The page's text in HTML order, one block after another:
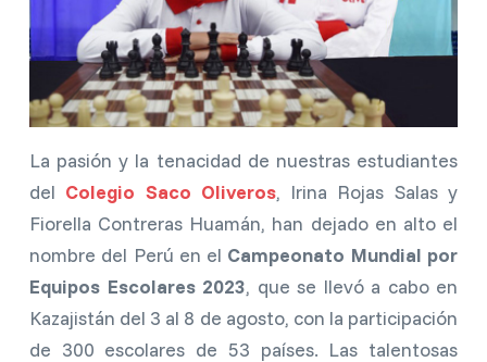
La pasión y la tenacidad de nuestras estudiantes
del Colegio Saco Oliveros, Irina Rojas Salas y
Fiorella Contreras Huamán, han dejado en alto el
nombre del Perú en el Campeonato Mundial por
Equipos Escolares 2023, que se llevó a cabo en
Kazajistán del 3 al 8 de agosto, con la participación
de 300 escolares de 53 países. Las talentosas